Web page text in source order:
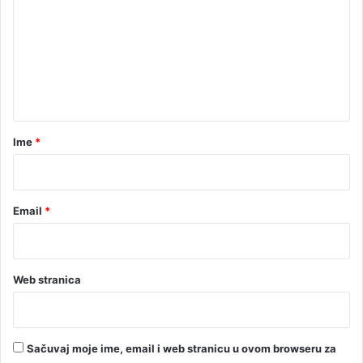
rIme *
Email *
Web stranica
Sačuvaj moje ime, email i web stranicu u ovom browseru za